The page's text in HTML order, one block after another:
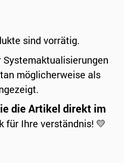
sind vorrätig.
möglicherweise als
die Artikel direkt im
für Ihre verständnis! 💛